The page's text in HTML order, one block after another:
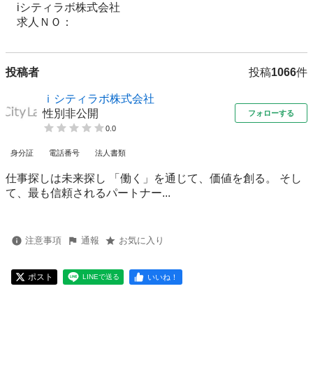
iシティラボ株式会社
求人ＮＯ：
投稿者 投稿1066件
ｉシティラボ株式会社
性別非公開
0.0
フォローする
身分証 電話番号 法人書類
仕事探しは未来探し 「働く」を通じて、価値を創る。 そし
て、最も信頼されるパートナー...
注意事項 通報 お気に入り
ポスト LINEで送る いいね！